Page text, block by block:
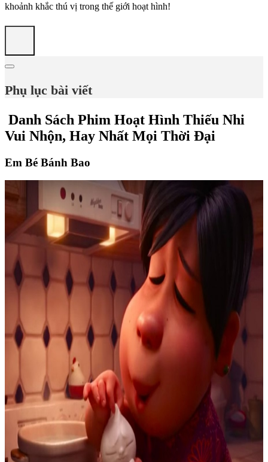
khoảnh khắc thú vị trong thế giới hoạt hình!
Phụ lục bài viết
Danh Sách Phim Hoạt Hình Thiếu Nhi
Vui Nhộn, Hay Nhất Mọi Thời Đại
Em Bé Bánh Bao